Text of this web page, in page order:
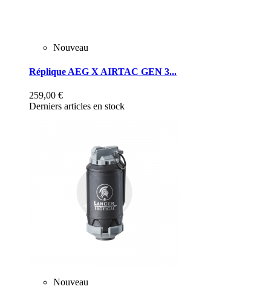
Nouveau
Réplique AEG X AIRTAC GEN 3...
259,00 €
Derniers articles en stock
Nouveau